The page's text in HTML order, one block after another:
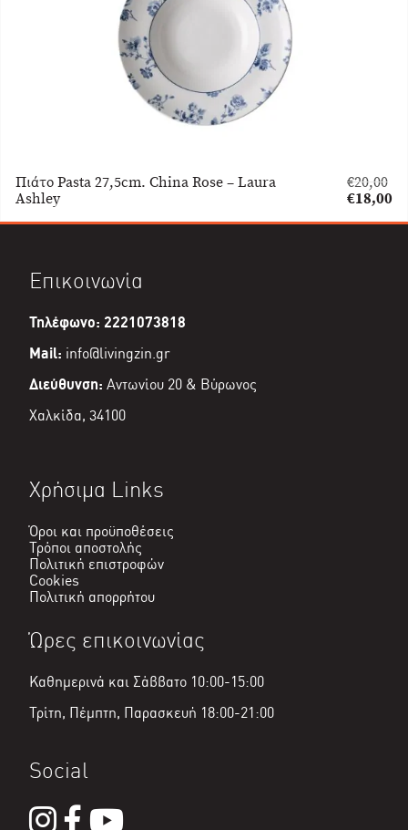
Πιάτο Pasta 27,5cm. China Rose – Laura
Ashley
€20,00
Original
was:
€18,00
τρέχουσα
Επικοινωνία
Τηλέφωνο: 2221073818
Mail: info@livingzin.gr
Διεύθυνση: Αντωνίου 20 & Βύρωνος
Χαλκίδα, 34100
Χρήσιμα Links
Όροι και προϋποθέσεις
Τρόποι αποστολής
Πολιτική επιστροφών
Cookies
Πολιτική απορρήτου
Ώρες επικοινωνίας
Καθημερινά και Σάββατο 10:00-15:00
Τρίτη, Πέμπτη, Παρασκευή 18:00-21:00
Social